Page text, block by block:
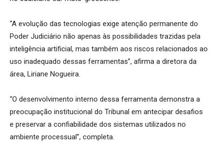
“A evolução das tecnologias exige atenção permanente do
Poder Judiciário não apenas às possibilidades trazidas pela
inteligência artificial, mas também aos riscos relacionados ao
uso inadequado dessas ferramentas”, afirma a diretora da
área, Liriane Nogueira.
“O desenvolvimento interno dessa ferramenta demonstra a
preocupação institucional do Tribunal em antecipar desafios
e preservar a confiabilidade dos sistemas utilizados no
ambiente processual”, completa.